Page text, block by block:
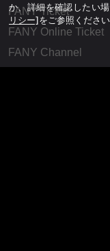
FANY Ticket
FANY Online Ticket
FANY Channel
か、詳細を確認したい場
リシー]をご参照ください